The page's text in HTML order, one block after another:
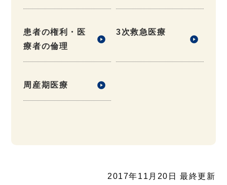
患者の権利・医
療者の倫理
3次救急医療
周産期医療
2017年11月20日 最終更新